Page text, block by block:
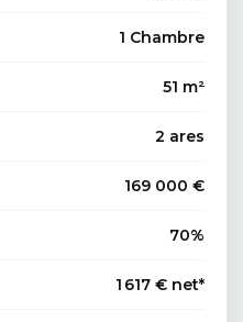
1 Chambre
51 m²
2 ares
169 000 €
70%
1 617 € net*